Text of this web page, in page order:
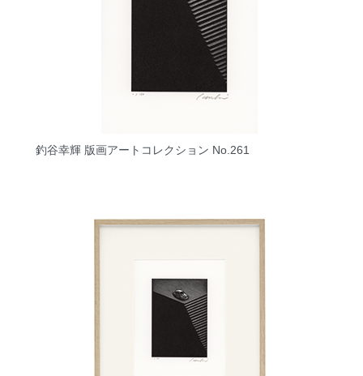
釣谷幸輝 版画アートコレクション No.261